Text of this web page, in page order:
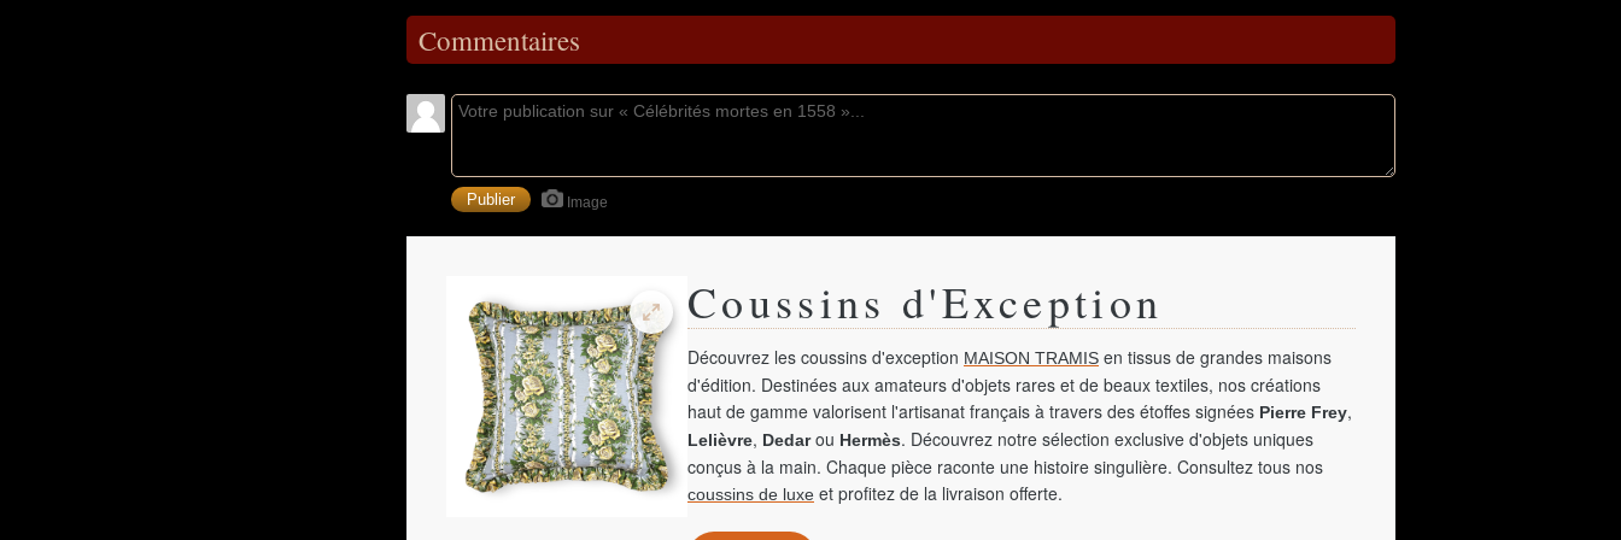
Commentaires
Image
Coussins d'Exception
Découvrez les coussins d'exception MAISON TRAMIS en tissus de grandes maisons
d'édition. Destinées aux amateurs d'objets rares et de beaux textiles, nos créations
haut de gamme valorisent l'artisanat français à travers des étoffes signées Pierre Frey,
Lelièvre, Dedarou Hermès. Découvrez notre sélection exclusive d'objets uniques
conçus à la main. Chaque pièce raconte une histoire singulière. Consultez tous nos
coussins de luxe et profitez de la livraison offerte.